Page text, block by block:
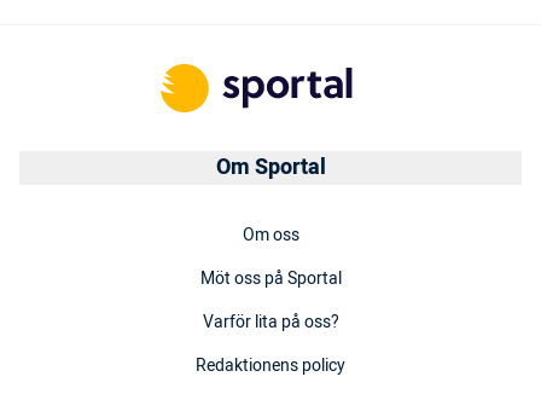
Om Sportal
Om oss
Möt oss på Sportal
Varför lita på oss?
Redaktionens policy